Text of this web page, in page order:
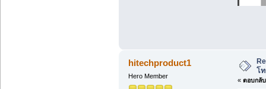
hitechproduct1
Hero Member
โท
« ตอบกลั